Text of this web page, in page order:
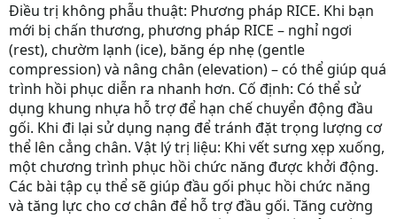
Điều trị không phẫu thuật: Phương pháp RICE. Khi bạn
mới bị chấn thương, phương pháp RICE – nghỉ ngơi
(rest), chườm lạnh (ice), băng ép nhẹ (gentle
compression) và nâng chân (elevation) – có thể giúp quá
trình hồi phục diễn ra nhanh hơn. Cố định: Có thể sử
dụng khung nhựa hỗ trợ để hạn chế chuyển động đầu
gối. Khi đi lại sử dụng nạng để tránh đặt trọng lượng cơ
thể lên cẳng chân. Vật lý trị liệu: Khi vết sưng xẹp xuống,
một chương trình phục hồi chức năng được khởi động.
Các bài tập cụ thể sẽ giúp đầu gối phục hồi chức năng
và tăng lực cho cơ chân để hỗ trợ đầu gối. Tăng cường